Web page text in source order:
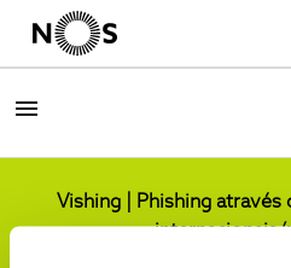
Vishing | Phishing através
internacionais/